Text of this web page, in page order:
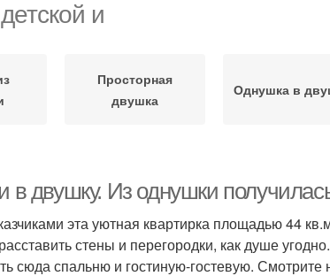
и
Просторная
двушка
Однушка в
в двушку. Из однушки
эта уютная квартирка площадью 44
стены и перегородки, как душе
сюда спальню и гостиную-гостевую. Смотрите